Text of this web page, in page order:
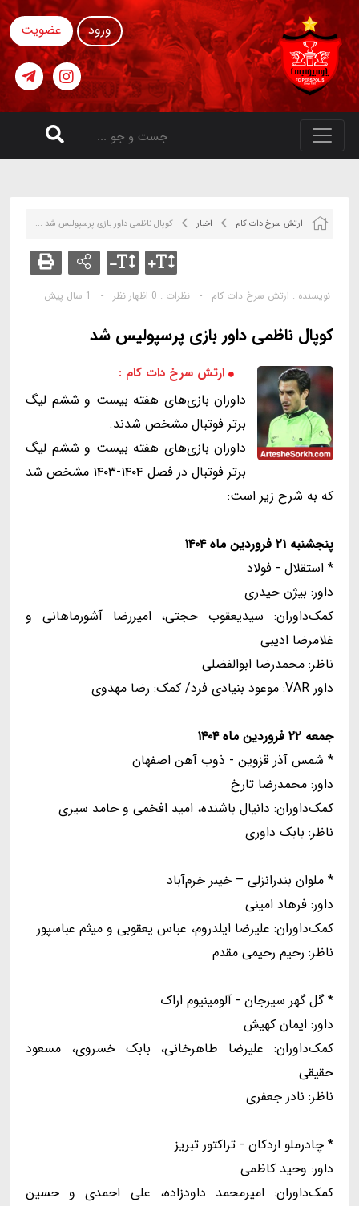
ورود عضویت
ارتش سرخ دات کام اخبار کوپال ناظمی داور بازی پرسپولیس شد ...
نویسنده : ارتش سرخ دات کام - نظرات : 0 اظهار نظر - 1 سال پیش
کوپال ناظمی داور بازی پرسپولیس شد
ارتش سرخ دات کام :
داوران بازی‌های هفته بیست و ششم لیگ
برتر فوتبال مشخص شدند.
داوران بازی‌های هفته بیست و ششم لیگ
برتر فوتبال در فصل ۱۴۰۴-۱۴۰۳ مشخص شد
که به شرح زیر است:
پنجشنبه ۲۱ فروردین ماه ۱۴۰۴
* استقلال - فولاد
داور: بیژن حیدری
کمک‌داوران: سیدیعقوب حجتی، امیررضا آشورماهانی و
غلامرضا ادیبی
ناظر: محمدرضا ابوالفضلی
داور VAR: موعود بنیادی فرد/ کمک: رضا مهدوی
جمعه ۲۲ فروردین ماه ۱۴۰۴
* شمس آذر قزوین - ذوب آهن اصفهان
داور: محمدرضا تارخ
کمک‌داوران: دانیال باشنده، امید افخمی و حامد سیری
ناظر: بابک داوری
* ملوان بندرانزلی – خیبر خرم‌آباد
داور: فرهاد امینی
کمک‌داوران: علیرضا ایلدروم، عباس یعقوبی و میثم عباسپور
ناظر: رحیم رحیمی مقدم
* گل گهر سیرجان - آلومینیوم اراک
داور: ایمان کهیش
کمک‌داوران: علیرضا طاهرخانی، بابک خسروی، مسعود
حقیقی
ناظر: نادر جعفری
* چادرملو اردکان - تراکتور تبریز
داور: وحید کاظمی
کمک‌داوران: امیرمحمد داودزاده، علی احمدی و حسین